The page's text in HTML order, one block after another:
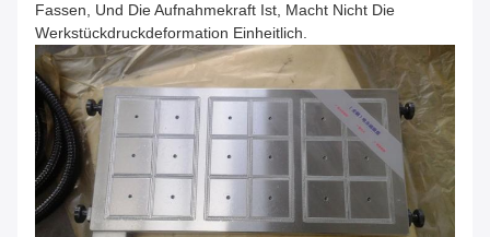
Fassen, Und Die Aufnahmekraft Ist, Macht Nicht Die
Werkstückdruckdeformation Einheitlich.